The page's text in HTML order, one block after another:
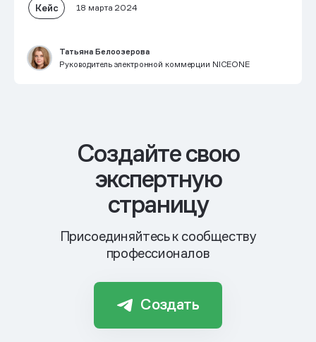
Кейс 18 марта 2024
Татьяна Белоозерова
Руководитель электронной коммерции NICEONE
Cоздайте свою
экспертную
страницу
Присоединяйтесь к сообществу
профессионалов
Создать